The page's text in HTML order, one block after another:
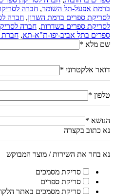
ברמת אפעל-תל השומר, חברה
לסריקת ספרים ברמת השרון, חברה
לסריקת ספרים בשדרות, חברה
ספרים בתל אביב-יפו-ת"א-תא, חברת
שם מלא *
דואר אלקטרוני *
טלפון *
הנושא *
נא כתוב בקצרה
נא בחר את השירות / מוצר המבוקש
סריקת מסמכים
סריקת ספרים
סריקת מסמכים באתר